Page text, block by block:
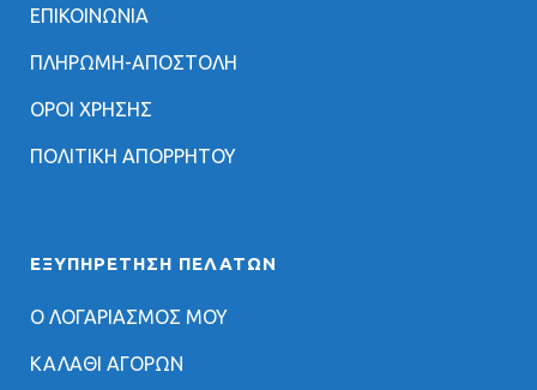
ΕΠΙΚΟΙΝΩΝΙΑ
ΠΛΗΡΩΜΗ-ΑΠΟΣΤΟΛΗ
ΟΡΟΙ ΧΡΗΣΗΣ
ΠΟΛΙΤΙΚΗ ΑΠΟΡΡΗΤΟΥ
ΕΞΥΠΗΡΈΤΗΣΗ ΠΕΛΑΤΏΝ
Ο ΛΟΓΑΡΙΑΣΜΟΣ ΜΟΥ
ΚΑΛΑΘΙ ΑΓΟΡΩΝ